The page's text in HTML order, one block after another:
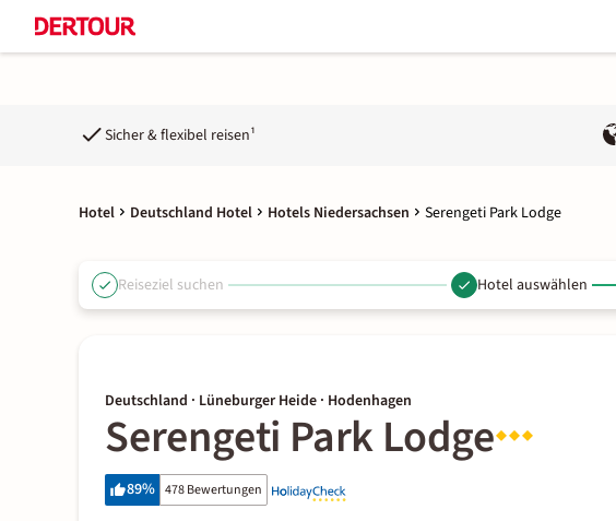
Sicher & flexibel reisen¹
Hotel Deutschland Hotel Hotels Niedersachsen Serengeti Park Lodge
Reiseziel suchen Hotel auswählen
Deutschland · Lüneburger Heide · Hodenhagen
Serengeti Park Lodge
89% 478 Bewertungen